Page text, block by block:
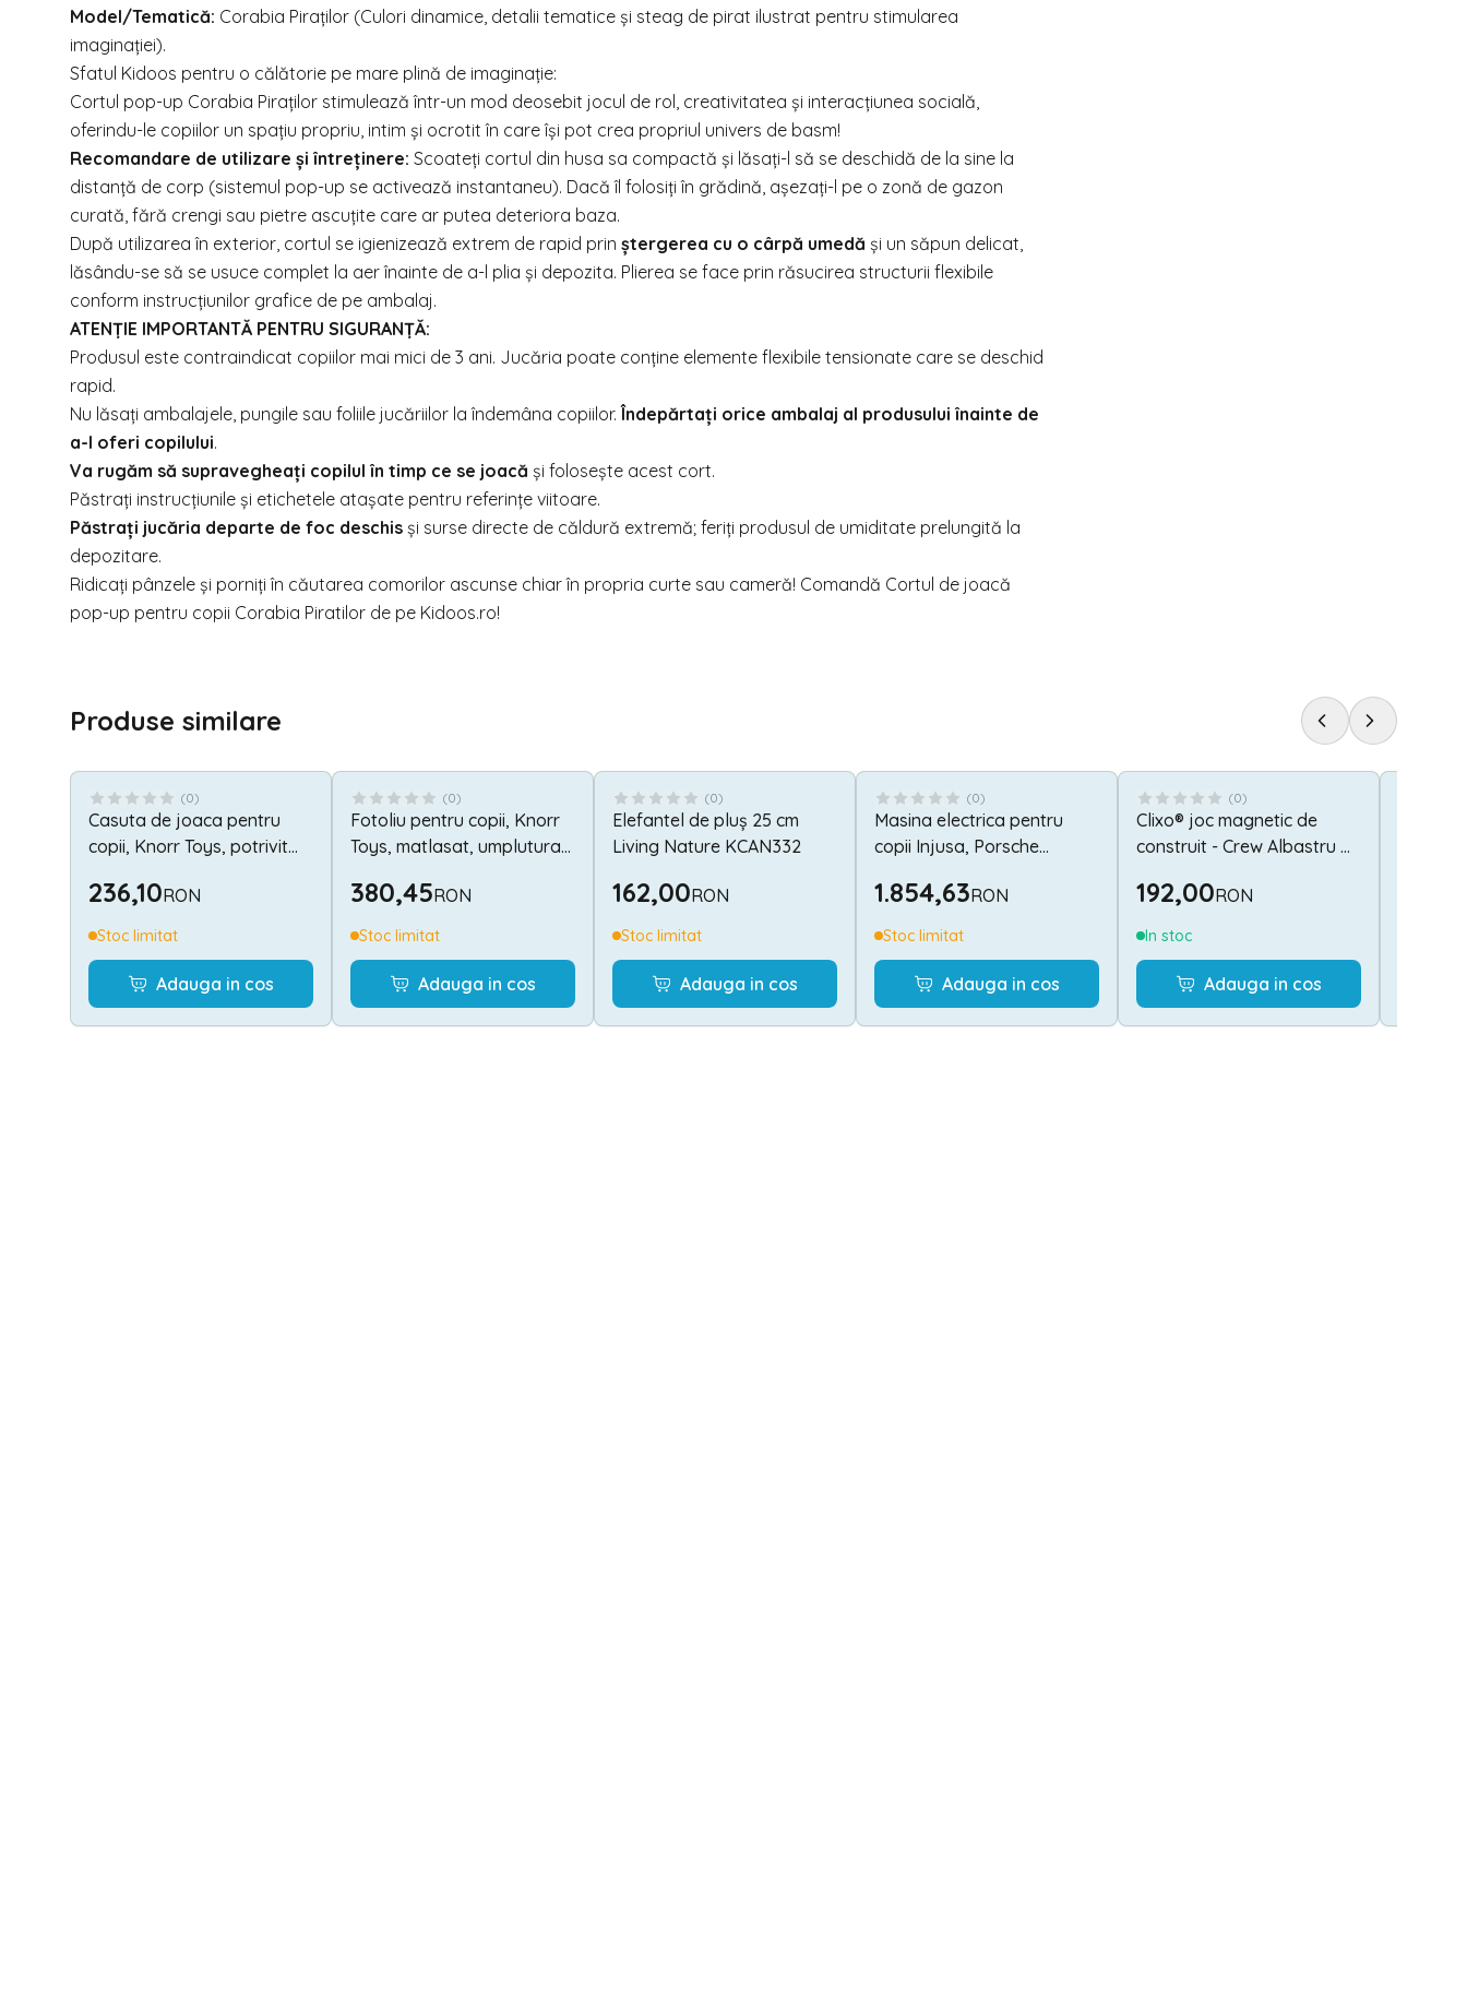
Model/Tematică: Corabia Piraților (Culori dinamice, detalii tematice și steag de pirat ilustrat pentru stimularea
imaginației).
Sfatul Kidoos pentru o călătorie pe mare plină de imaginație:
Cortul pop-up Corabia Piraților stimulează într-un mod deosebit jocul de rol, creativitatea și interacțiunea socială,
oferindu-le copiilor un spațiu propriu, intim și ocrotit în care își pot crea propriul univers de basm!
Recomandare de utilizare și întreținere: Scoateți cortul din husa sa compactă și lăsați-l să se deschidă de la sine la
distanță de corp (sistemul pop-up se activează instantaneu). Dacă îl folosiți în grădină, așezați-l pe o zonă de gazon
curată, fără crengi sau pietre ascuțite care ar putea deteriora baza.
După utilizarea în exterior, cortul se igienizează extrem de rapid prin ștergerea cu o cârpă umedă și un săpun delicat,
lăsându-se să se usuce complet la aer înainte de a-l plia și depozita. Plierea se face prin răsucirea structurii flexibile
conform instrucțiunilor grafice de pe ambalaj.
ATENȚIE IMPORTANTĂ PENTRU SIGURANȚĂ:
Produsul este contraindicat copiilor mai mici de 3 ani. Jucăria poate conține elemente flexibile tensionate care se deschid
rapid.
Nu lăsați ambalajele, pungile sau foliile jucăriilor la îndemâna copiilor.Îndepărtați orice ambalaj al produsului înainte de
a-l oferi copilului.
Va rugăm să supravegheați copilul în timp ce se joacă și folosește acest cort.
Păstrați instrucțiunile și etichetele atașate pentru referințe viitoare.
Păstrați jucăria departe de foc deschis și surse directe de căldură extremă; feriți produsul de umiditate prelungită la
depozitare.
Ridicați pânzele și porniți în căutarea comorilor ascunse chiar în propria curte sau cameră! Comandă Cortul de joacă
pop-up pentru copii Corabia Piratilor de pe Kidoos.ro!
Produse similare
(0)
Casuta de joaca pentru
copii, Knorr Toys, potrivit
bile asortate coloristic fara
BPA, din tesatura de cort
236,10RON
Stoc limitat
Adauga in cos
(0)
Fotoliu pentru copii, Knorr
Toys, matlasat, umplutura
bumbac 100% detasabila si
lavabila, 51 x 34 x 42 cm, 9
380,45RON
Stoc limitat
Adauga in cos
(0)
Elefantel de pluș 25 cm
Living Nature KCAN332
162,00RON
Stoc limitat
Adauga in cos
(0)
Masina electrica pentru
copii Injusa, Porsche
electrica, lumini LED, radio,
USB, telecomanda, 2 ani+
1.854,63RON
Stoc limitat
Adauga in cos
(0)
Clixo® joc magnetic de
construit - Crew Albastru &
192,00RON
In stoc
Adauga in cos